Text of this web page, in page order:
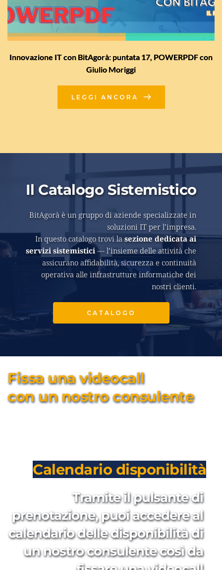
Innovazione IT con BitAgorà: puntata 17, POWERPDF con
Giulio Moriggi
LEGGI ANCORA
Il Catalogo Sistemistico
BitAgorà è un gruppo di aziende specializzate in
soluzioni IT per l’impresa.
In questo catalogo trovi la sezione dedicata ai
servizi sistemistici — l’insieme delle attività che
assicurano affidabilità, sicurezza e continuità
operativa alle infrastrutture informatiche dei
nostri clienti.
CATALOGO
Fissa una videocall
con un nostro consulente
Calendario disponibilità
Tramite il pulsante di
prenotazione, puoi accedere al
calendario delle disponibilità di
un nostro consulente così da